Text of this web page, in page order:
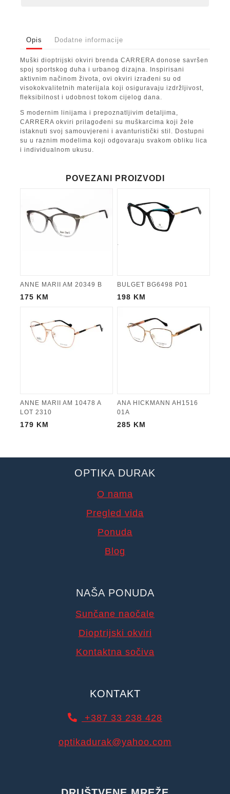
Opis Dodatne informacije
Muški dioptrijski okviri brenda CARRERA donose savršen
spoj sportskog duha i urbanog dizajna. Inspirisani
aktivnim načinom života, ovi okviri izrađeni su od
visokokvalitetnih materijala koji osiguravaju izdržljivost,
fleksibilnost i udobnost tokom cijelog dana.
S modernim linijama i prepoznatljivim detaljima,
CARRERA okviri prilagođeni su muškarcima koji žele
istaknuti svoj samouvjereni i avanturistički stil. Dostupni
su u raznim modelima koji odgovaraju svakom obliku lica
i individualnom ukusu.
POVEZANI PROIZVODI
ANNE MARII AM 20349 B
175 KM
BULGET BG6498 P01
198 KM
ANNE MARII AM 10478 A
LOT 2310
179 KM
ANA HICKMANN AH1516
01A
285 KM
OPTIKA DURAK
O nama
Pregled vida
Ponuda
Blog
NAŠA PONUDA
Sunčane naočale
Dioptrijski okviri
Kontaktna sočiva
KONTAKT
+387 33 238 428
optikadurak@yahoo.com